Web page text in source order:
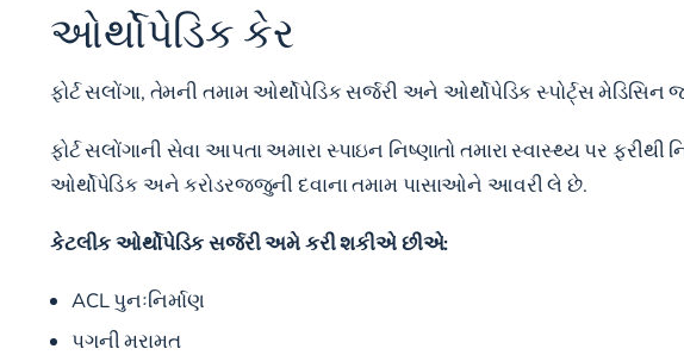
ઓર્થોપેડિક કેર
ફોર્ટ સલોંગા, તેમની તમામ ઓર્થોપેડિક સર્જરી અને ઓર્થોપેડિક સ્પોર્ટ્સ
ફોર્ટ સલોંગાની સેવા આપતા અમારા સ્પાઇન નિષ્ણાતો તમારા સ્વાસ્થ્ય પર
ઓર્થોપેડિક અને કરોડરજ્જુની દવાનાતમામ પાસાઓને આવરી લે છે.
કેટલીક ઓર્થોપેડિક સર્જરી અમે કરી શકીએ છીએ:
ACL પુનઃનિર્માણ
પગની મરામત